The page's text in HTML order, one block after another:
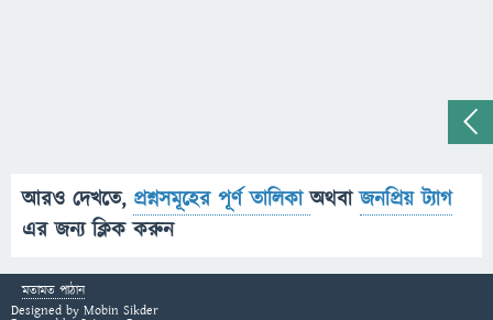
আরও দেখতে, প্রশ্নসমূহের পূর্ণ তালিকাঅথবাজনপ্রিয় ট্যাগ
এর জন্য ক্লিক করুন
মতামত পাঠান
Designed by Mobin Sikder